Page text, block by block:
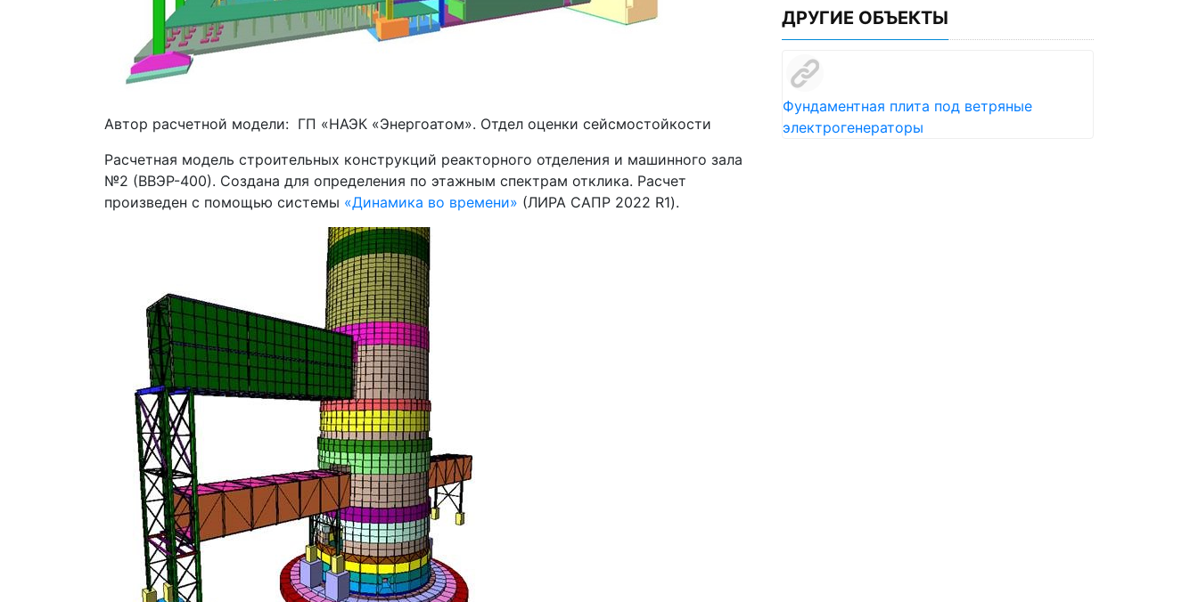
Автор расчетной модели: ГП «НАЭК «Энергоатом». Отдел оценки сейсмостойкости
Расчетная модель строительных конструкций реакторного отделения и машинного зала
№2 (ВВЭР-400). Создана для определения по этажным спектрам отклика. Расчет
произведен с помощью системы «Динамика во времени» (ЛИРА САПР 2022 R1).
ДРУГИЕ ОБЪЕКТЫ
Фундаментная плита под ветряные
электрогенераторы